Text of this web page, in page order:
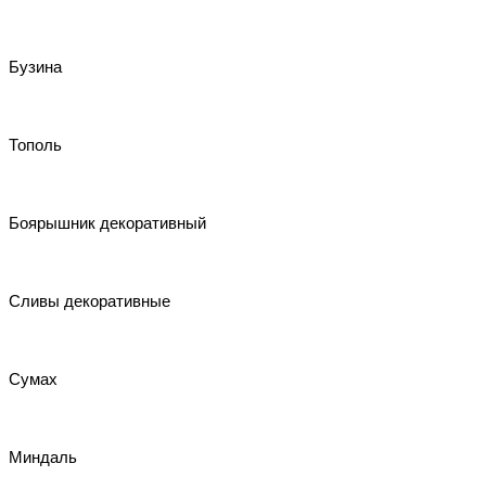
Бузина
Тополь
Боярышник декоративный
Сливы декоративные
Сумах
Миндаль